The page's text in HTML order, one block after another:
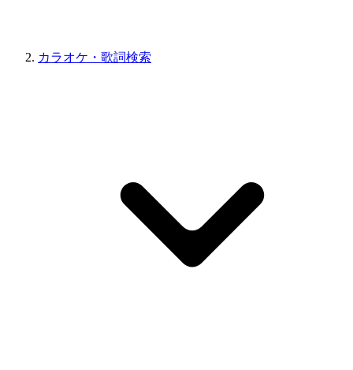
カラオケ・歌詞検索